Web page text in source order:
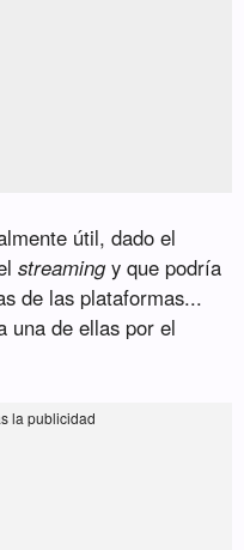
útil, dado el
streamingy que podría
de las plataformas...
una de ellas por el